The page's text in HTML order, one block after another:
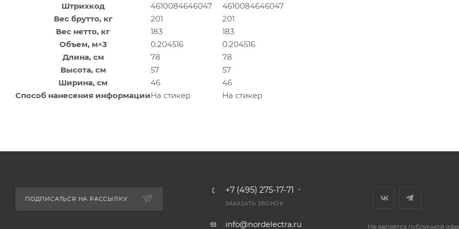
Штрихкод
4610084646047
4610084646047
Вес брутто, кг
201
201
Вес нетто, кг
183
183
Объем, м^3
0.204516
0.204516
Длина, см
78
78
Высота, см
57
57
Ширина, см
46
46
Способ нанесения информацииНа стикер На стикер
ПОДПИСАТЬСЯ НА РАССЫЛКУ
+7 (495) 275-17-71
ЗАКАЗАТЬ ЗВОНОК
info@nordelectra.ru Не является публичной